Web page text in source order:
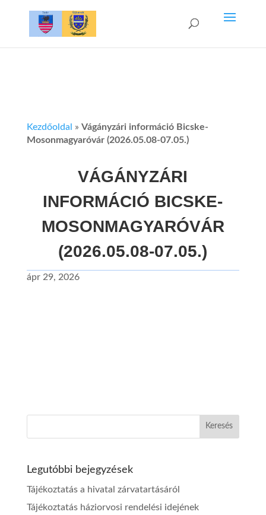
Kezdőoldal » Vágányzári információ Bicske-
Mosonmagyaróvár (2026.05.08-07.05.)
VÁGÁNYZÁRI
INFORMÁCIÓ BICSKE-
MOSONMAGYARÓVÁR
(2026.05.08-07.05.)
ápr 29, 2026
Legutóbbi bejegyzések
Tájékoztatás a hivatal zárvatartásáról
Tájékoztatás háziorvosi rendelési idejének